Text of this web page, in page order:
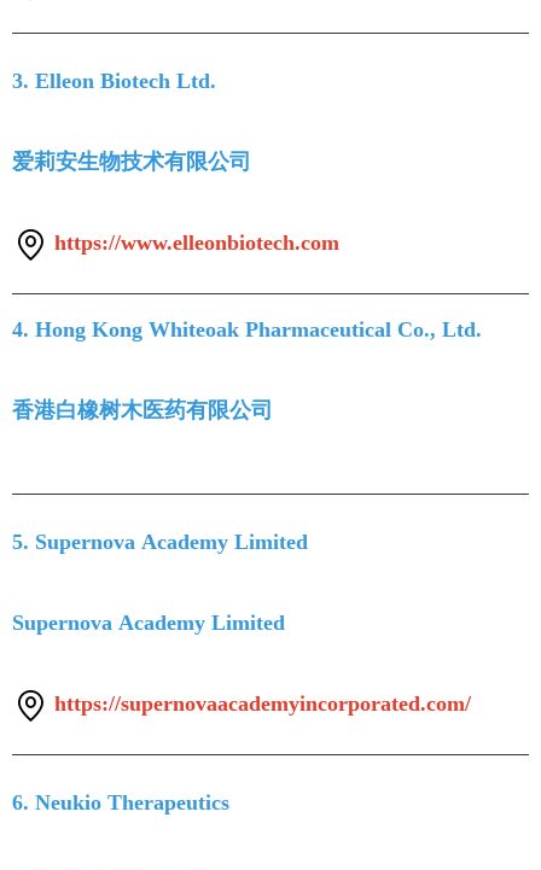
3. Elleon Biotech Ltd.
爱莉安生物技术有限公司
https://www.elleonbiotech.com
4. Hong Kong Whiteoak Pharmaceutical Co., Ltd.
香港白橡树木医药有限公司
5. Supernova Academy Limited
Supernova Academy Limited
https://supernovaacademyincorporated.com/
6. Neukio Therapeutics